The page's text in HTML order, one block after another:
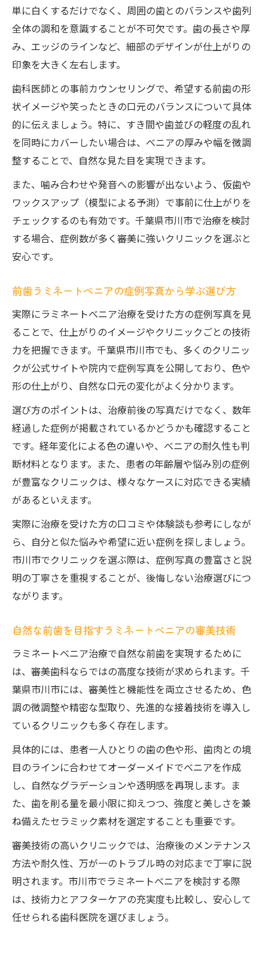
単に白くするだけでなく、周囲の歯とのバランスや歯列
全体の調和を意識することが不可欠です。歯の長さや厚
み、エッジのラインなど、細部のデザインが仕上がりの
印象を大きく左右します。
歯科医師との事前カウンセリングで、希望する前歯の形
状イメージや笑ったときの口元のバランスについて具体
的に伝えましょう。特に、すき間や歯並びの軽度の乱れ
を同時にカバーしたい場合は、べニアの厚みや幅を微調
整することで、自然な見た目を実現できます。
また、噛み合わせや発音への影響が出ないよう、仮歯や
ワックスアップ（模型による予測）で事前に仕上がりを
チェックするのも有効です。千葉県市川市で治療を検討
する場合、症例数が多く審美に強いクリニックを選ぶと
安心です。
前歯ラミネートべニアの症例写真から学ぶ選び方
実際にラミネートべニア治療を受けた方の症例写真を見
ることで、仕上がりのイメージやクリニックごとの技術
力を把握できます。千葉県市川市でも、多くのクリニッ
クが公式サイトや院内で症例写真を公開しており、色や
形の仕上がり、自然な口元の変化がよく分かります。
選び方のポイントは、治療前後の写真だけでなく、数年
経過した症例が掲載されているかどうかも確認すること
です。経年変化による色の違いや、べニアの耐久性も判
断材料となります。また、患者の年齢層や悩み別の症例
が豊富なクリニックは、様々なケースに対応できる実績
があるといえます。
実際に治療を受けた方の口コミや体験談も参考にしなが
ら、自分と似た悩みや希望に近い症例を探しましょう。
市川市でクリニックを選ぶ際は、症例写真の豊富さと説
明の丁寧さを重視することが、後悔しない治療選びにつ
ながります。
自然な前歯を目指すラミネートべニアの審美技術
ラミネートべニア治療で自然な前歯を実現するために
は、審美歯科ならではの高度な技術が求められます。千
葉県市川市には、審美性と機能性を両立させるため、色
調の微調整や精密な型取り、先進的な接着技術を導入し
ているクリニックも多く存在します。
具体的には、患者一人ひとりの歯の色や形、歯肉との境
目のラインに合わせてオーダーメイドでべニアを作成
し、自然なグラデーションや透明感を再現します。ま
た、歯を削る量を最小限に抑えつつ、強度と美しさを兼
ね備えたセラミック素材を選定することも重要です。
審美技術の高いクリニックでは、治療後のメンテナンス
方法や耐久性、万が一のトラブル時の対応まで丁寧に説
明されます。市川市でラミネートべニアを検討する際
は、技術力とアフターケアの充実度も比較し、安心して
任せられる歯科医院を選びましょう。